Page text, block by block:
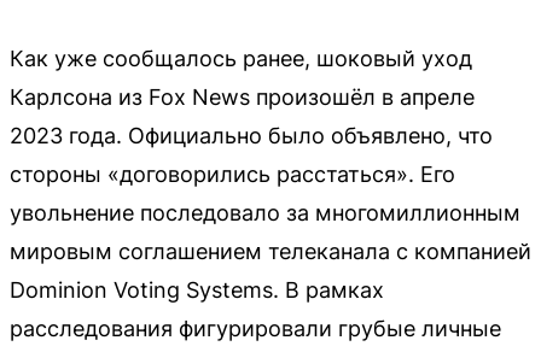
Как уже сообщалось ранее, шоковый уход
Карлсона из Fox News произошёл в апреле
2023 года. Официально было объявлено, что
стороны «договорились расстаться». Его
увольнение последовало за многомиллионным
мировым соглашением телеканала с компанией
Dominion Voting Systems. В рамках
расследования фигурировали грубые личные